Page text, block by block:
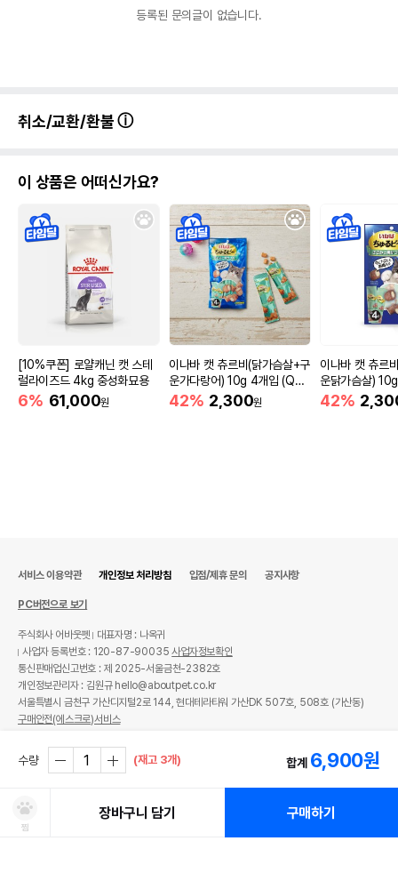
등록된 문의글이 없습니다.
취소/교환/환불
이 상품은 어떠신가요?
[10%쿠폰] 로얄캐닌 캣 스테
럴라이즈드 4kg 중성화묘용
6% 61,000원
이나바 캣 츄르비(닭가슴살+구
운가다랑어) 10g 4개입 (QS
C-273)
42% 2,300원
이나바 캣 츄르
운닭가슴살)
C-274)
42%
수량 (재고 3개) 합계 6,900원
찜
장바구니 담기 구매하기
서비스 이용약관 개인정보 처리방침 입점/제휴 문의 공지사항
PC버전으로 보기
주식회사 어바웃펫
대표자명 : 나옥귀
사업자 등록번호 : 120-87-90035사업자정보확인
통신판매업신고번호 : 제 2025-서울금천-2382호
개인정보관리자 : 김원규 hello@aboutpet.co.kr
서울특별시 금천구 가산디지털2로 144, 현대테라타워 가산DK 507호, 508호 (가산동)
구매안전(에스크로)서비스